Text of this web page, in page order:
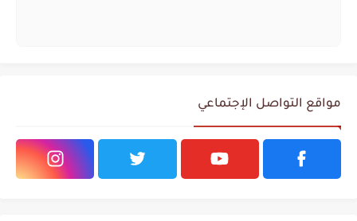
مواقع التواصل الإجتماعي